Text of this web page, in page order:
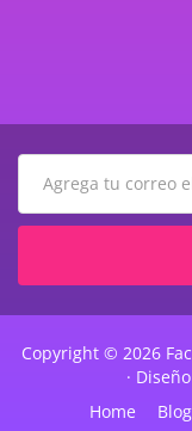
Copyright © 2026
·
Home
Blog